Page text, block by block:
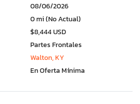
08/06/2026
0 mi (No Actual)
$8,444 USD
Partes Frontales
Walton, KY
En Oferta Mínima